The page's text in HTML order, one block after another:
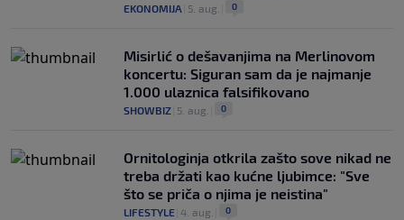
EKONOMIJA 5. aug. 0
Misirlić o dešavanjima na Merlinovom
koncertu: Siguran sam da je najmanje
1.000 ulaznica falsifikovano
SHOWBIZ 5. aug. 0
Ornitologinja otkrila zašto sove nikad ne
treba držati kao kućne ljubimce: "Sve
što se priča o njima je neistina"
LIFESTYLE 4. aug. 0